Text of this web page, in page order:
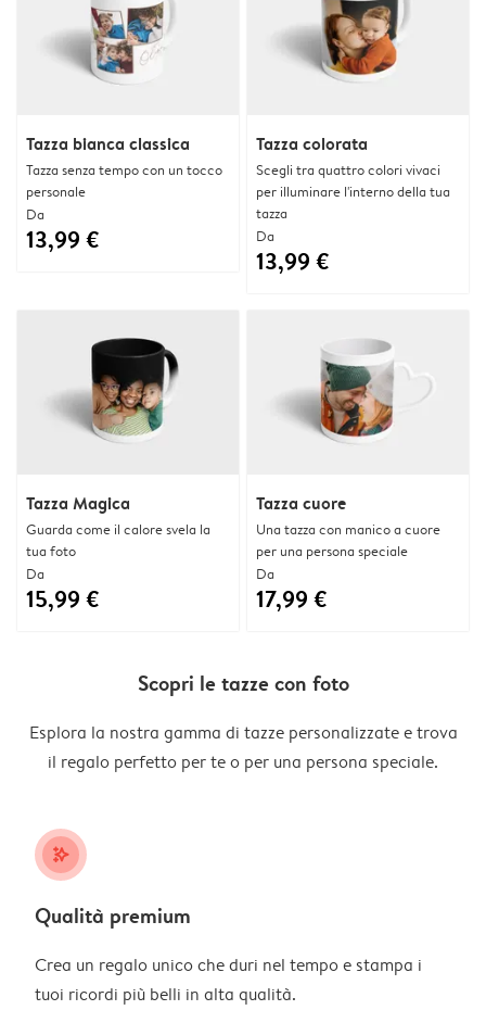
Tazza bianca classica
Tazza senza tempo con un tocco
personale
Da
13,99 €
Tazza colorata
Scegli tra quattro colori vivaci
per illuminare l'interno della tua
tazza
Da
13,99 €
Tazza Magica
Guarda come il calore svela la
tua foto
Da
15,99 €
Tazza cuore
Una tazza con manico a cuore
per una persona speciale
Da
17,99 €
Scopri le tazze con foto
Esplora la nostra gamma di tazze personalizzate e trova
il regalo perfetto per te o per una persona speciale.
stars_plus
Qualità premium
Crea un regalo unico che duri nel tempo e stampa i
tuoi ricordi più belli in alta qualità.